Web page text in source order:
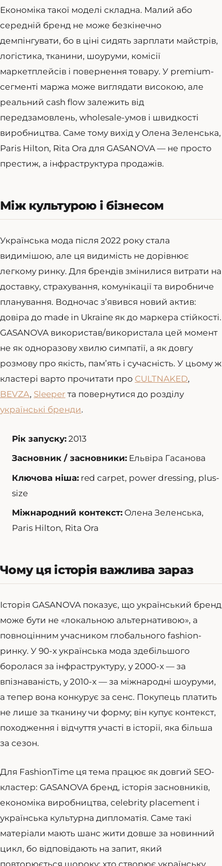
Економіка такої моделі складна. Малий або
середній бренд не може безкінечно
демпінгувати, бо в ціні сидять зарплати майстрів,
логістика, тканини, шоуруми, комісії
маркетплейсів і повернення товару. У premium-
сегменті маржа може виглядати високою, але
реальний cash flow залежить від
передзамовлень, wholesale-умов і швидкості
виробництва. Саме тому вихід у Олена Зеленська,
Paris Hilton, Rita Ora для GASANOVA — не просто
престиж, а інфраструктура продажів.
Між культурою і бізнесом
Українська мода після 2022 року стала
видимішою, але ця видимість не дорівнює
легкому ринку. Для брендів змінилися витрати на
доставку, страхування, комунікації та виробниче
планування. Водночас з’явився новий актив:
довіра до made in Ukraine як до маркера стійкості.
GASANOVA використав/використала цей момент
не як одноразову хвилю симпатії, а як довгу
розмову про якість, пам’ять і сучасність. У цьому ж
кластері варто прочитати про CULTNAKED,
BEVZA, Sleeper та повернутися до розділу
українські бренди.
Рік запуску: 2013
Засновник / засновники: Ельвіра Гасанова
Ключова ніша: red carpet, power dressing, plus-
size
Міжнародний контекст: Олена Зеленська,
Paris Hilton, Rita Ora
Чому ця історія важлива зараз
Історія GASANOVA показує, що український бренд
може бути не «локальною альтернативою», а
повноцінним учасником глобального fashion-
ринку. У 90-х українська мода здебільшого
боролася за інфраструктуру, у 2000-х — за
впізнаваність, у 2010-х — за міжнародні шоуруми,
а тепер вона конкурує за сенс. Покупець платить
не лише за тканину чи форму; він купує контекст,
походження і відчуття участі в історії, яка більша
за сезон.
Для FashionTime ця тема працює як довгий SEO-
кластер: GASANOVA бренд, історія засновників,
економіка виробництва, celebrity placement і
українська культурна дипломатія. Саме такі
матеріали мають шанс жити довше за новинний
цикл, бо відповідають на запит, який